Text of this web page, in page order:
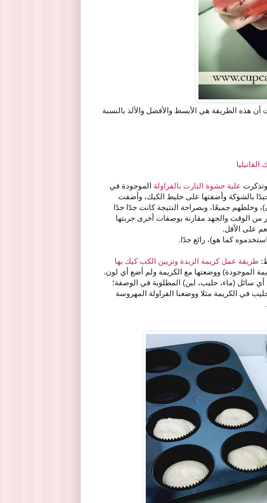
هذه الطريقة هي الأبسط والأفضل والألذ بالنسبة
علبة حشوة التارت بالفراولة الموجودة في
جيدًا بالشوكة وأضفتها على خليط الكيك، وأضفت
وخلطهم جميعًا، وبصراحة النتيجة كانت جدًا جدًا
من الوقت والجهد مقارنة بوصفات أخرى جربتها
على الأقل.
كما هو)، رائع جدًا.
طريقة عمل كريمة الزبدة وتزيين الكب كيك بها
الموجودة) ووضعتها مع الكريمة ولم أضع أي لون.
سائل (ماء، حليب، لبن) المطلوبة في الوصفة؛
في الكريمة مثلا ووضعنا الفراولة المهروسة